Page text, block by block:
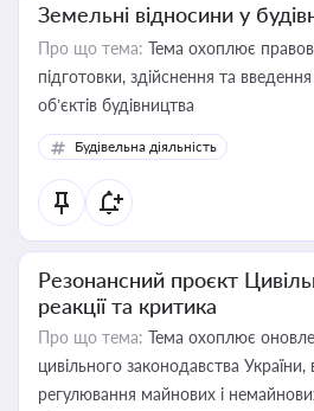
Земельні відносини у
Про що тема: Тема охоплює
підготовки, здійснення та
об’єктів будівництва
Будівельна діяльність
Резонансний проєкт
реакції та критика
Про що тема: Тема охоплює
цивільного законодавства
регулювання майнових і